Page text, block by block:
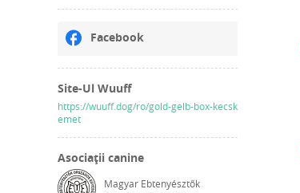
Facebook
Site-Ul Wuuff
https://wuuff.dog/ro/gold-gelb-box-kecsk
emet
Asociații canine
Magyar Ebtenyésztők